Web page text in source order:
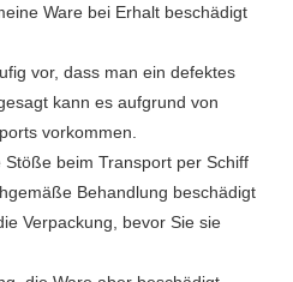
Ware bei Erhalt beschädigt
vor, dass man ein defektes
kann es aufgrund von
vorkommen.
beim Transport per Schiff
Behandlung beschädigt
Verpackung, bevor Sie sie